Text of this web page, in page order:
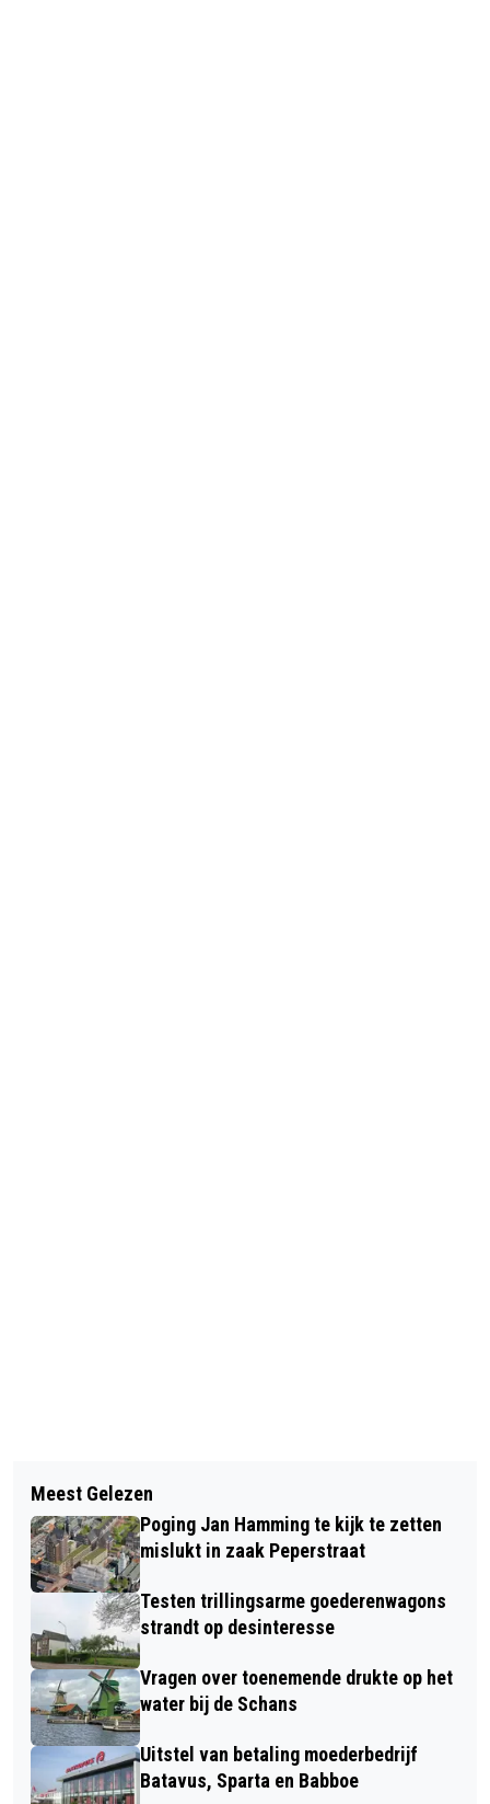
FIETS HUREN IN NOORD-HOLLAND HET
DUURST VAN ALLE PROVINCIES
FRANCHISENEMERS EN ALBERT HEIJN
LEGGEN NA RUIM TIEN JAAR VETE
BIJ
Meest Gelezen
Poging Jan Hamming te kijk te zetten
mislukt in zaak Peperstraat
Testen trillingsarme goederenwagons
strandt op desinteresse
Vragen over toenemende drukte op het
water bij de Schans
Uitstel van betaling moederbedrijf
Batavus, Sparta en Babboe